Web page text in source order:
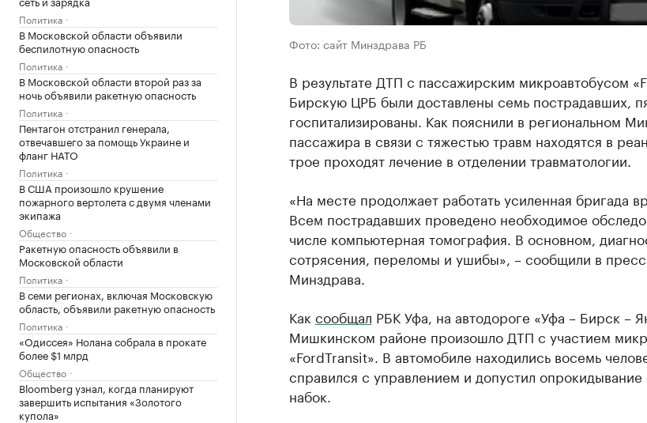
Политика
В Московской области объявили
беспилотную опасность
Политика
В Московской области второй раз за
ночь объявили ракетную опасность
Политика
Пентагон отстранил генерала,
отвечавшего за помощь Украине и
фланг НАТО
Политика
В США произошло крушение
пожарного вертолета с двумя членами
экипажа
Общество
Ракетную опасность объявили в
Московской области
Политика
В семи регионах, включая Московскую
область, объявили ракетную опасность
Политика
«Одиссея» Нолана собрала в прокате
более $1 млрд
Общество
Bloomberg узнал, когда планируют
завершить испытания «Золотого
купола»
Фото: сайт Минздрава РБ
В результате ДТП с пассажирским микроавтобусом
Бирскую ЦРБ были доставлены семь пострадавших,
госпитализированы. Как пояснили в региональном
пассажира в связи с тяжестью травм находятся в
трое проходят лечение в отделении травматологии.
«На месте продолжает работать усиленная бригада
Всем пострадавших проведено необходимое
числе компьютерная томография. В основном,
сотрясения, переломы и ушибы», – сообщили в
Минздрава.
Как сообщал РБК Уфа, на автодороге «Уфа – Бирск –
Мишкинском районе произошло ДТП с участием
«FordTransit». В автомобиле находились восемь
справился с управлением и допустил опрокидывание
набок.